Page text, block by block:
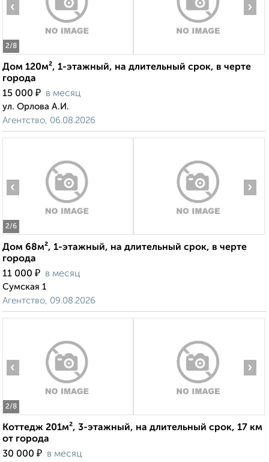
2/8
‹ ›
Дом 120м², 1-этажный, на длительный срок, в черте
города
15 000 ₽ в месяц
ул. Орлова А.И.
Агентство, 06.08.2026
2/6
‹ ›
Дом 68м², 1-этажный, на длительный срок, в черте
города
11 000 ₽ в месяц
Сумская 1
Агентство, 09.08.2026
2/8
‹ ›
Коттедж 201м², 3-этажный, на длительный срок, 17 км
от города
30 000 ₽ в месяц